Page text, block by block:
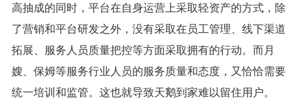
高抽成的同时，平台在自身运营上采取轻资产的方式，除
了营销和平台研发之外，没有采取在员工管理、线下渠道
拓展、服务人员质量把控等方面采取拥有的行动。而月
嫂、保姆等服务行业人员的服务质量和态度，又恰恰需要
统一培训和监管。这也就导致天鹅到家难以留住用户。